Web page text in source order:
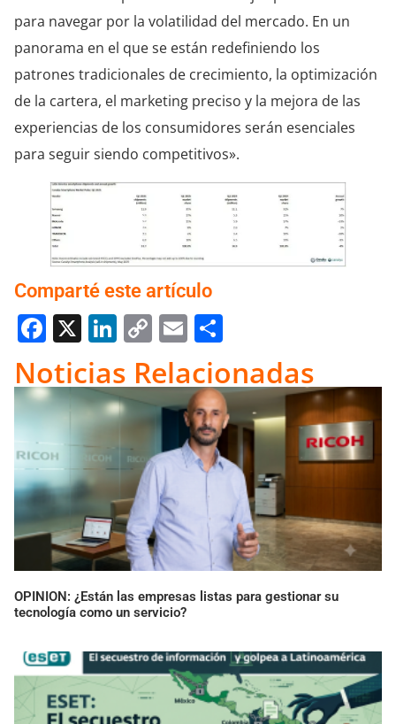
para navegar por la volatilidad del mercado. En un
panorama en el que se están redefiniendo los
patrones tradicionales de crecimiento, la optimización
de la cartera, el marketing preciso y la mejora de las
experiencias de los consumidores serán esenciales
para seguir siendo competitivos».
Comparté este artículo
Facebook
X LinkedIn
Copy
Link
Email
Noticias Relacionadas
OPINION: ¿Están las empresas listas para gestionar su
tecnología como un servicio?